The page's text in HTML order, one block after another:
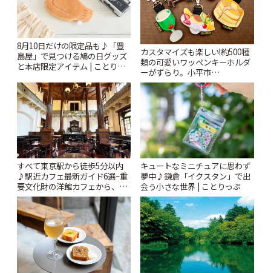
8月10日だけの限定品も♪「豊
島屋」で見つける鳩の日グッズ
と本店限定アイテム | ことりっ
カスタマイズも楽しい!約500種
類の可愛いワッペンキーホルダ
ーがずらり。小平市
「Kimamaya T&K」 | ことりっ
ぷ
すべて東京駅から徒歩5分以内
♪駅近カフェ最新ガイド6選~重
要文化財の洋館カフェから、改
札すぐのレトロ喫茶まで~ | こと
りっぷ
キュートなミニチュアに思わず
夢中♪鎌倉「イクスタン」で出
会う小さな世界 | ことりっぷ